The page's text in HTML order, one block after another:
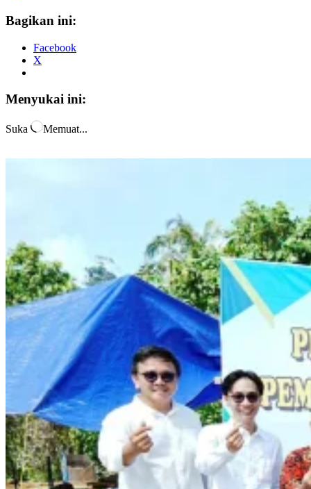
Bagikan ini:
Facebook
X
Menyukai ini:
Suka Memuat...